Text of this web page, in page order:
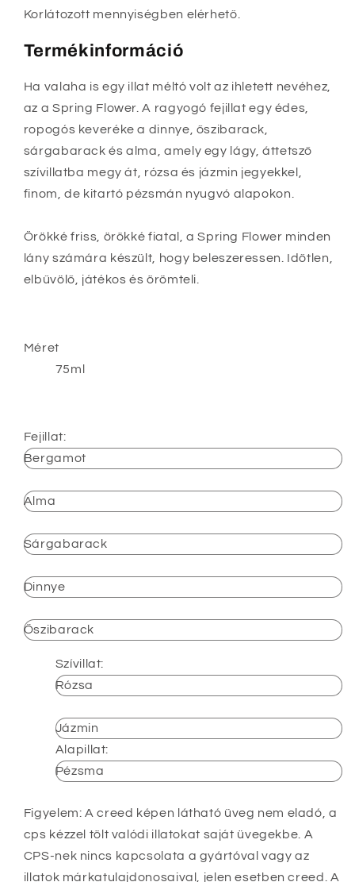
Korlátozott mennyiségben elérhető.
Termékinformáció
Ha valaha is egy illat méltó volt az ihletett nevéhez,
az a Spring Flower. A ragyogó fejillat egy édes,
ropogós keveréke a dinnye, őszibarack,
sárgabarack és alma, amely egy lágy, áttetsző
szívillatba megy át, rózsa és jázmin jegyekkel,
finom, de kitartó pézsmán nyugvó alapokon.
Örökké friss, örökké fiatal, a Spring Flower minden
lány számára készült, hogy beleszeressen. Időtlen,
elbűvölő, játékos és örömteli.
Méret
75ml
Fejillat:
Bergamot
Alma
Sárgabarack
Dinnye
Őszibarack
Szívillat:
Rózsa
Jázmin
Alapillat:
Pézsma
Figyelem: A creed képen látható üveg nem eladó, a
cps kézzel tölt valódi illatokat saját üvegekbe. A
CPS-nek nincs kapcsolata a gyártóval vagy az
illatok márkatulajdonosaival, jelen esetben creed. A